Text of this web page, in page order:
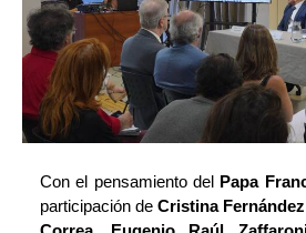
Con el pensamiento del Papa
participación de Cristina